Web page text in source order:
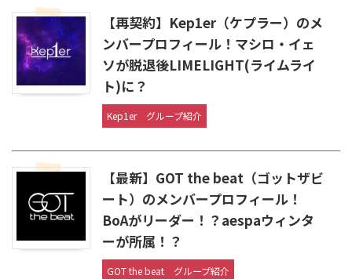
【再契約】Kep1er（ケプラー）のメ
ンバープロフィール！マシロ・イェ
ソが脱退後LIMELIGHT(ライムライ
ト)に？
Kep1er グループ紹介
【最新】GOT the beat（ゴットザビ
ート）のメンバープロフィール！
BoAがリーダー！？aespaウィンタ
ーが所属！？
GOT the beat グループ紹介